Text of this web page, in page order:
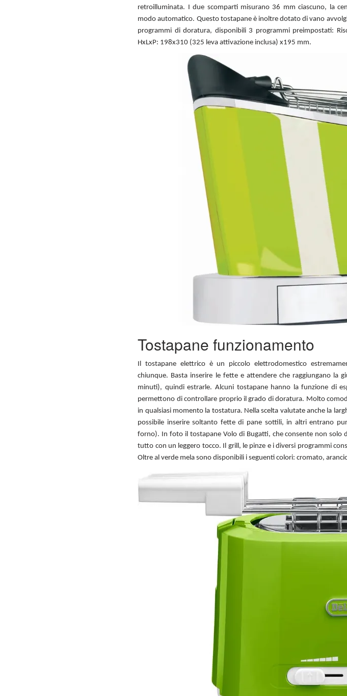
retroilluminata. I due scomparti misurano 36 mm ciascuno, la
modo automatico. Questo tostapane è inoltre dotato di vano
programmi di doratura, disponibili 3 programmi preimpostati:
HxLxP: 198x310 (325 leva attivazione inclusa) x195 mm.
Tostapane funzionamento
Il tostapane elettrico è un piccolo elettrodomestico
chiunque. Basta inserire le fette e attendere che raggiungano la
minuti), quindi estrarle. Alcuni tostapane hanno la funzione di
permettono di controllare proprio il grado di doratura. Molto
in qualsiasi momento la tostatura. Nella scelta valutate anche la
possibile inserire soltanto fette di pane sottili, in altri entrano
forno). In foto il tostapane Volo di Bugatti, che consente non solo
tutto con un leggero tocco. Il grill, le pinze e i diversi programmi
Oltre al verde mela sono disponibili i seguenti colori: cromato,